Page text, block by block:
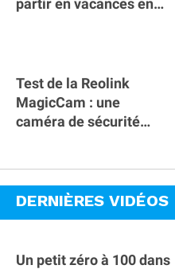
partir en vacances en
Test de la Reolink
MagicCam : une
caméra de sécurité
DERNIÈRES VIDÉOS
Un petit zéro à 100 dans